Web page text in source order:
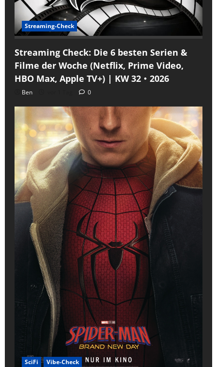
Streaming-Check
Streaming Check: Die 6 besten Serien &
Filme der Woche (Netflix, Prime Video,
HBO Max, Apple TV+) | KW 32・2026
Ben 0
SciFi Vibe-Check